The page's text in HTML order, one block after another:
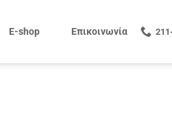
E-shop Επικοινωνία